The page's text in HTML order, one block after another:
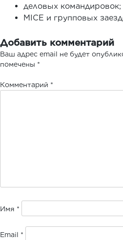
деловых командировок;
MICE и групповых
Добавить комментарий
Ваш адрес email не будет
помечены *
Комментарий *
Имя *
Email *